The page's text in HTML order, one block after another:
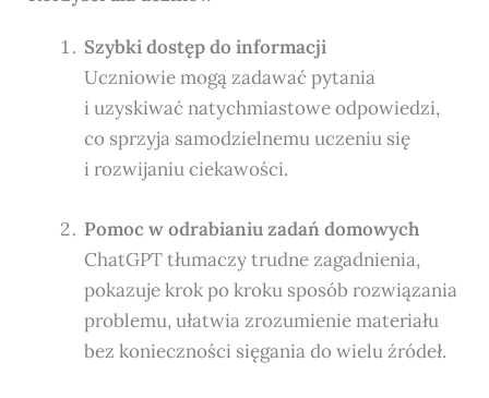
Szybki dostęp do informacji
Uczniowie mogą zadawać pytania
i uzyskiwać natychmiastowe odpowiedzi,
co sprzyja samodzielnemu uczeniu się
i rozwijaniu ciekawości.
Pomoc w odrabianiu zadań domowych
ChatGPT tłumaczy trudne zagadnienia,
pokazuje krok po kroku sposób rozwiązania
problemu, ułatwia zrozumienie materiału
bez konieczności sięgania do wielu źródeł.